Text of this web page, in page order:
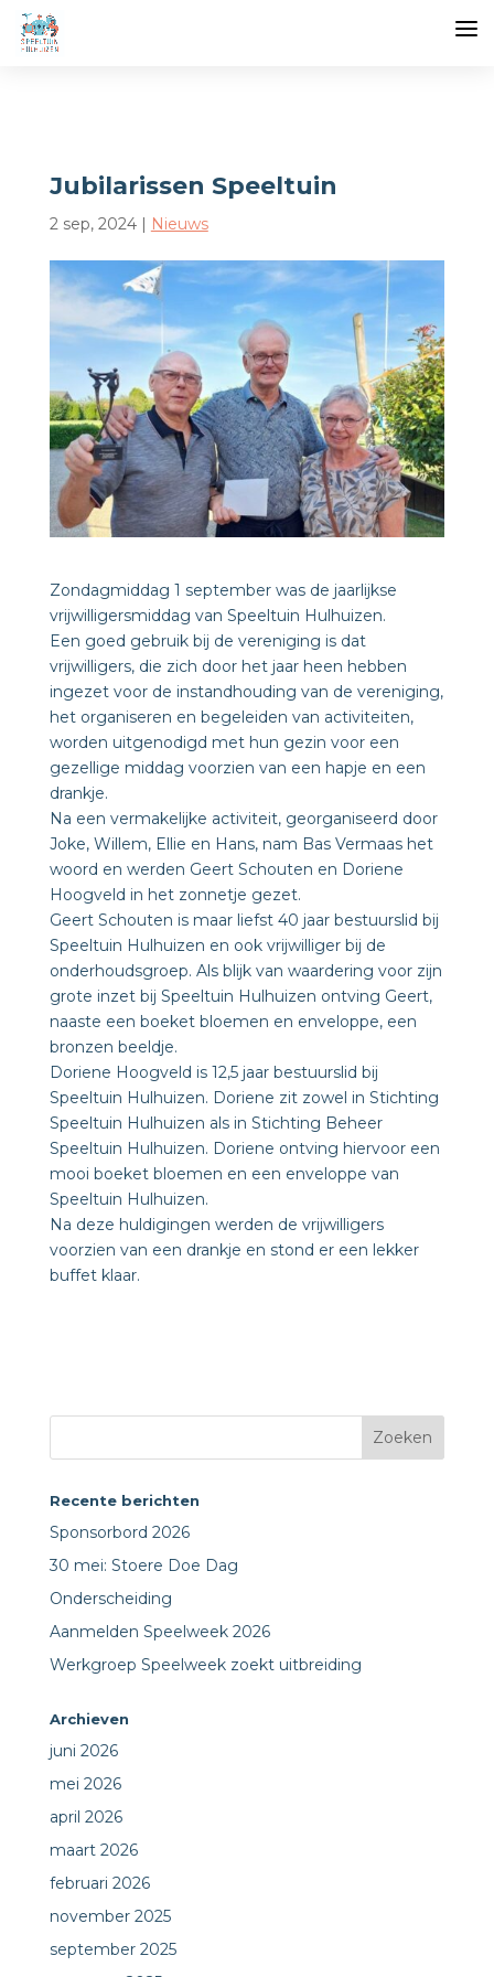
Jubilarissen Speeltuin
2 sep, 2024| Nieuws
Zondagmiddag 1 september was de jaarlijkse
vrijwilligersmiddag van Speeltuin Hulhuizen.
Een goed gebruik bij de vereniging is dat
vrijwilligers, die zich door het jaar heen hebben
ingezet voor de instandhouding van de vereniging,
het organiseren en begeleiden van activiteiten,
worden uitgenodigd met hun gezin voor een
gezellige middag voorzien van een hapje en een
drankje.
Na een vermakelijke activiteit, georganiseerd door
Joke, Willem, Ellie en Hans, nam Bas Vermaas het
woord en werden Geert Schouten en Doriene
Hoogveld in het zonnetje gezet.
Geert Schouten is maar liefst 40 jaar bestuurslid bij
Speeltuin Hulhuizen en ook vrijwilliger bij de
onderhoudsgroep. Als blijk van waardering voor zijn
grote inzet bij Speeltuin Hulhuizen ontving Geert,
naaste een boeket bloemen en enveloppe, een
bronzen beeldje.
Doriene Hoogveld is 12,5 jaar bestuurslid bij
Speeltuin Hulhuizen. Doriene zit zowel in Stichting
Speeltuin Hulhuizen als in Stichting Beheer
Speeltuin Hulhuizen. Doriene ontving hiervoor een
mooi boeket bloemen en een enveloppe van
Speeltuin Hulhuizen.
Na deze huldigingen werden de vrijwilligers
voorzien van een drankje en stond er een lekker
buffet klaar.
Recente berichten
Sponsorbord 2026
30 mei: Stoere Doe Dag
Onderscheiding
Aanmelden Speelweek 2026
Werkgroep Speelweek zoekt uitbreiding
Archieven
juni 2026
mei 2026
april 2026
maart 2026
februari 2026
november 2025
september 2025